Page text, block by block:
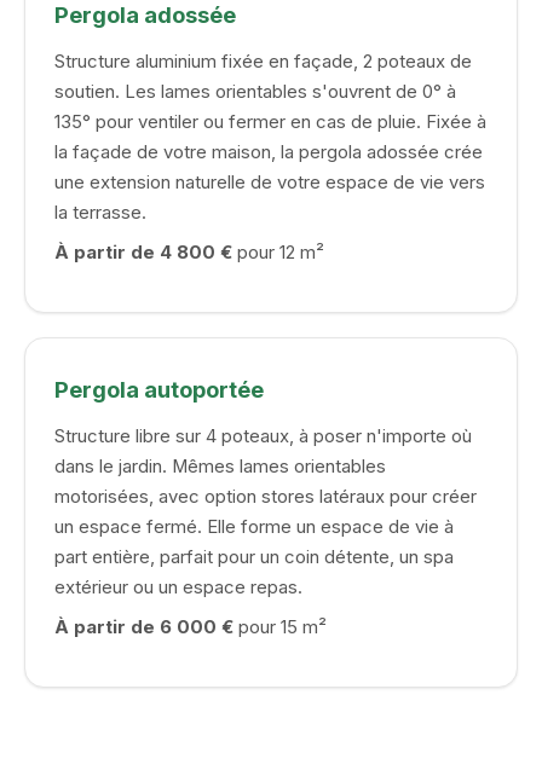
Pergola adossée
Structure aluminium fixée en façade, 2 poteaux de
soutien. Les lames orientables s'ouvrent de 0° à
135° pour ventiler ou fermer en cas de pluie. Fixée à
la façade de votre maison, la pergola adossée crée
une extension naturelle de votre espace de vie vers
la terrasse.
À partir de 4 800 € pour 12 m²
Pergola autoportée
Structure libre sur 4 poteaux, à poser n'importe où
dans le jardin. Mêmes lames orientables
motorisées, avec option stores latéraux pour créer
un espace fermé. Elle forme un espace de vie à
part entière, parfait pour un coin détente, un spa
extérieur ou un espace repas.
À partir de 6 000 € pour 15 m²